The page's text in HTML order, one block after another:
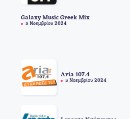
Galaxy Music Greek Mix
5 Νοεμβρίου 2024
Aria 107.4
5 Νοεμβρίου 2024